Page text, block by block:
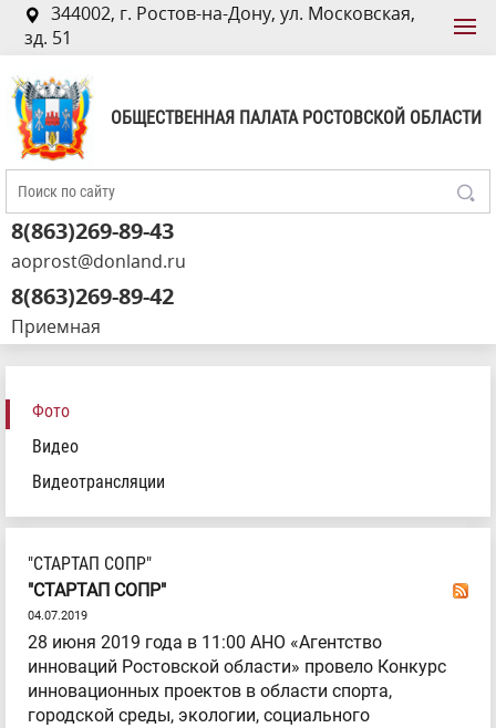
344002, г. Ростов-на-Дону, ул. Московская,
зд. 51
ОБЩЕСТВЕННАЯ ПАЛАТА РОСТОВСКОЙ ОБЛАСТИ
8(863)269-89-43
aoprost@donland.ru
8(863)269-89-42
Приемная
Фото
Видео
Видеотрансляции
"СТАРТАП СОПР"
"СТАРТАП СОПР"
04.07.2019
28 июня 2019 года в 11:00 АНО «Агентство
инноваций Ростовской области» провело Конкурс
инновационных проектов в области спорта,
городской среды, экологии, социального